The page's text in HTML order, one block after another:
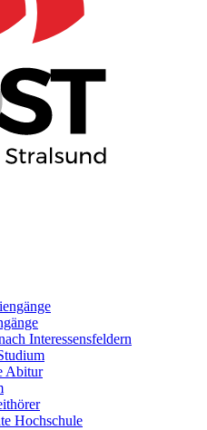
Interessensfeldern
Abitur
Hochschule